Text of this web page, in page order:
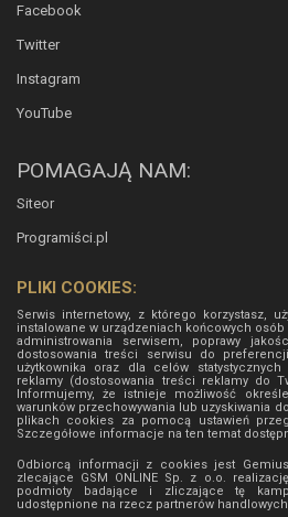
Facebook
Twitter
Instagram
YouTube
POMAGAJĄ NAM:
Siteor
Programiści.pl
PLIKI COOKIES:
Serwis internetowy, z którego korzystasz,
instalowane w urządzeniach końcowych
administrowania serwisem, poprawy
dostosowania treści serwisu do
użytkownika oraz dla celów
reklamy (dostosowania treści reklamy do
Informujemy, że istnieje możliwość
warunków przechowywania lub uzyskiwania
plikach cookies za pomocą ustawień
Szczegółowe informacje na ten temat
Odbiorcą informacji z cookies jest
zlecające GSM ONLINE Sp. z o.o.
podmioty badające i zliczające tę
udostępnione na rzecz partnerów handlowych